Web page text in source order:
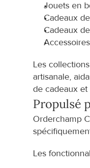
Jouets en
Cadeaux
Cadeaux
Les
artisanale,
de cadeaux
Propulsé
Orderchamp
Les